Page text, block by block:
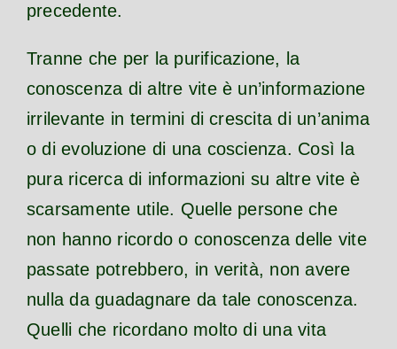
precedente.
Tranne che per la purificazione, la
conoscenza di altre vite è un’informazione
irrilevante in termini di crescita di un’anima
o di evoluzione di una coscienza. Così la
pura ricerca di informazioni su altre vite è
scarsamente utile. Quelle persone che
non hanno ricordo o conoscenza delle vite
passate potrebbero, in verità, non avere
nulla da guadagnare da tale conoscenza.
Quelli che ricordano molto di una vita